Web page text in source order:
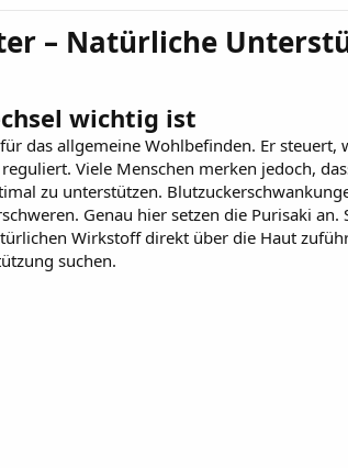
– Natürliche
wichtig ist
das allgemeine Wohlbefinden. Er
Viele Menschen merken jedoch,
zu unterstützen.
Genau hier setzen die Purisaki an.
Wirkstoff direkt über die Haut
suchen.